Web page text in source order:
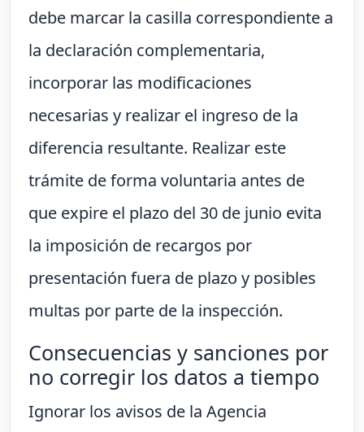
debe marcar la casilla correspondiente a
la declaración complementaria,
incorporar las modificaciones
necesarias y realizar el ingreso de la
diferencia resultante. Realizar este
trámite de forma voluntaria antes de
que expire el plazo del 30 de junio evita
la imposición de recargos por
presentación fuera de plazo y posibles
multas por parte de la inspección.
Consecuencias y sanciones por
no corregir los datos a tiempo
Ignorar los avisos de la Agencia